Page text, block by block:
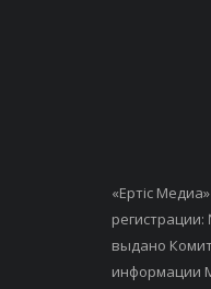
«Ертiс
регистрации:
выдано
информации